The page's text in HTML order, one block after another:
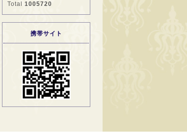
Total 1005720
携帯サイト